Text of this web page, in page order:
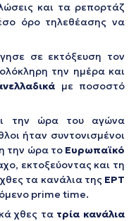
και τα ρεπορτάζ
όρο τηλεθέασης να
σε εκτόξευση τον
ολόκληρη την ημέρα και
με ποσοστό
την ώρα του αγώνα
ήταν συντονισμένοι
την ώρα το Ευρωπαϊκό
εκτοξεύοντας και τη
τα κανάλια της ΕΡΤ
prime time.
χθες τα τρία κανάλια